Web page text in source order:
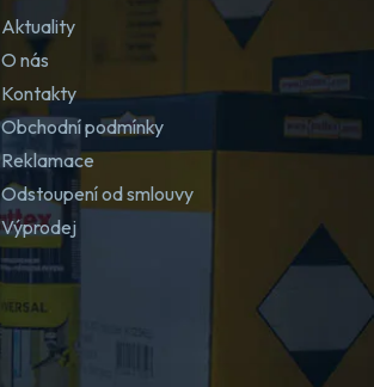
Aktuality
O nás
Kontakty
Obchodní podmínky
Reklamace
Odstoupení od smlouvy
Výprodej